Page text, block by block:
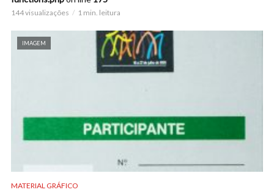
144 visualizações 1 min. leitura
IMAGEM
MATERIAL GRÁFICO